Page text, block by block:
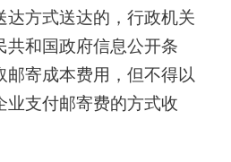
达方式送达的，行政机关
共和国政府信息公开条
邮寄成本费用，但不得以
业支付邮寄费的方式收